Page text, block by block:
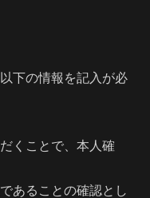
下の情報を記入が必
くことで、本人確
あることの確認とし